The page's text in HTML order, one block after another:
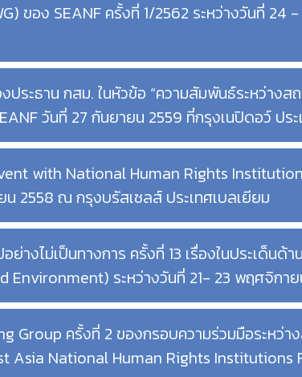
ของ SEANF ครั้งที่ 1/2562 ระหว่างวันที่
ประธาน กสม. ในหัวข้อ “ความสัมพันธ์ระหว่า
วันที่ 27 กันยายน 2559 ที่กรุงเนปิดอว์ ประ
with National Human Rights
2558 ณ กรุงบรัสเซลส์ ประเทศเบลเยียม
ย่างไม่เป็นทางการ ครั้งที่ 13 เรื่องในประเด็
ระหว่างวันที่ 21- 23 พฤศจิกาย
Group ครั้งที่ 2 ของกรอบความร่วมมือระหว่
Asia National Human Rights Institutions